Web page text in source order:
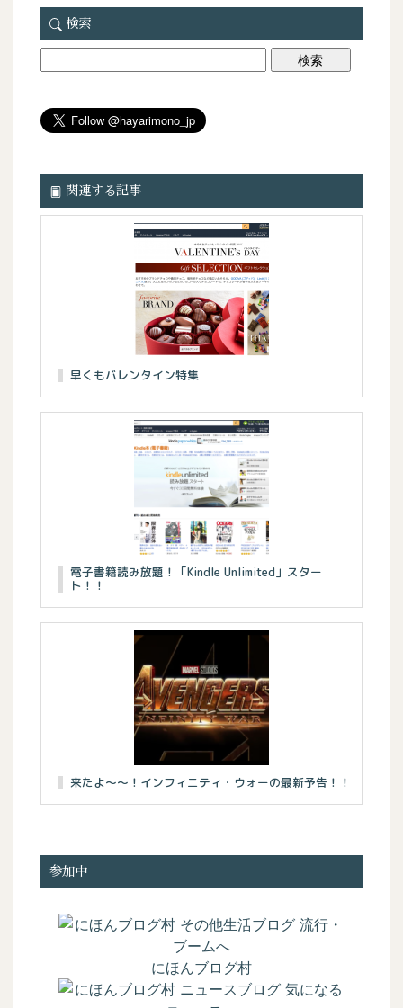
検索
関連する記事
早くもバレンタイン特集
電子書籍読み放題！「Kindle Unlimited」スター
ト！！
来たよ〜〜！インフィニティ・ウォーの最新予告！！
参加中
にほんブログ村